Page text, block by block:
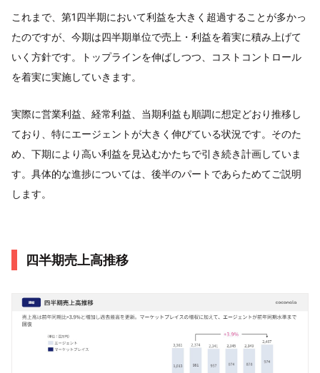
これまで、第1四半期において利益を大きく超過することが多かっ
たのですが、今期は四半期単位で売上・利益を着実に積み上げて
いく方針です。トップラインを伸ばしつつ、コストコントロール
を着実に実施していきます。
実際に営業利益、経常利益、当期利益も順調に想定どおり推移し
ており、特にエージェントが大きく伸びている状況です。そのた
め、下期により高い利益を見込むかたちで引き続き計画していま
す。具体的な進捗については、後半のパートであらためてご説明
します。
四半期売上⾼推移